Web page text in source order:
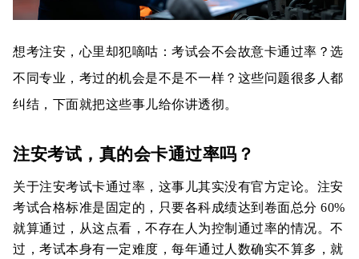
想考注安，心里却犯嘀咕：考试会不会故意卡通过率？选
不同专业，考过的机会是不是不一样？这些问题很多人都
纠结，下面就把这些事儿给你讲透彻。
注安考试，真的会卡通过率吗？
关于注安考试卡通过率，这事儿其实没有官方定论。注安
考试合格标准是固定的，只要各科成绩达到卷面总分 60%
就算通过，从这点看，不存在人为控制通过率的情况。不
过，考试本身有一定难度，每年通过人数确实不算多，就